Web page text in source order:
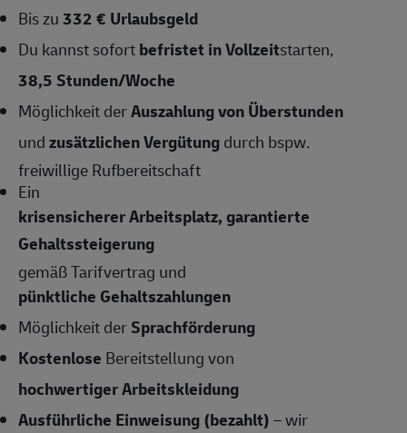
Bis zu332 € Urlaubsgeld
Du kannst sofortbefristet in Vollzeitstarten,
38,5 Stunden/Woche
Möglichkeit derAuszahlung von Überstunden
undzusätzlichen Vergütungdurch bspw.
freiwillige Rufbereitschaft
Ein
krisensicherer Arbeitsplatz, garantierte
Gehaltssteigerung
gemäß Tarifvertrag und
pünktliche Gehaltszahlungen
Möglichkeit derSprachförderung
Kostenlose Bereitstellung von
hochwertiger Arbeitskleidung
Ausführliche Einweisung (bezahlt)– wir